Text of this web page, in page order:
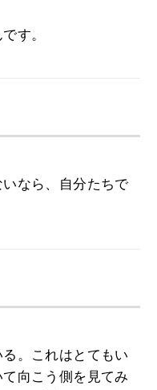
す。
なら、自分たちで
。これはとてもい
向こう側を見てみ